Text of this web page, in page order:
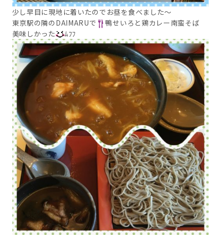
少し早目に現地に着いたのでお昼を食べました～
東京駅の隣のDAIMARUで
鴨せいろと鶏カレー南蛮そば
美味しかった
ﾑﾌﾌ